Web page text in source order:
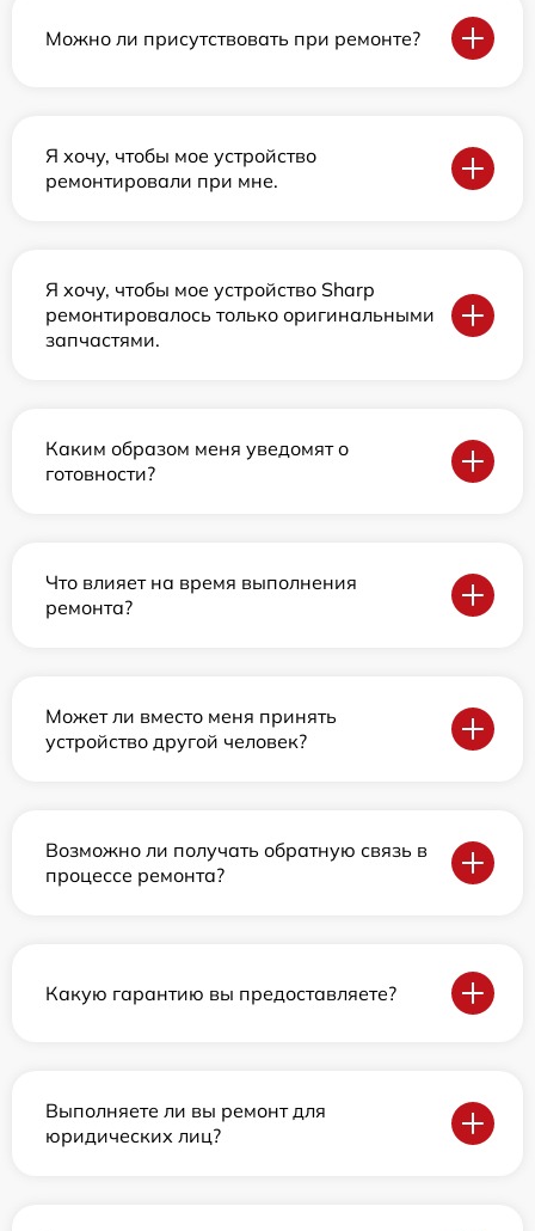
Можно ли присутствовать при ремонте?
Я хочу, чтобы мое устройство
ремонтировали при мне.
Я хочу, чтобы мое устройство Sharp
ремонтировалось только оригинальными
запчастями.
Каким образом меня уведомят о
готовности?
Что влияет на время выполнения
ремонта?
Может ли вместо меня принять
устройство другой человек?
Возможно ли получать обратную связь в
процессе ремонта?
Какую гарантию вы предоставляете?
Выполняете ли вы ремонт для
юридических лиц?